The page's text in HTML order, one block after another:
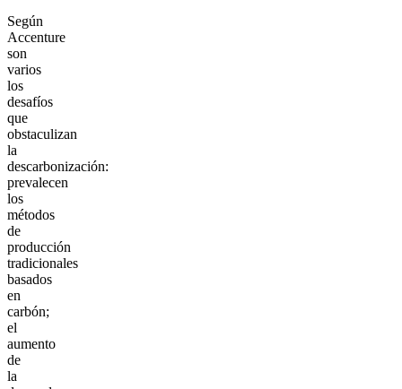
Según
Accenture
son
varios
los
desafíos
que
obstaculizan
la
descarbonización:
prevalecen
los
métodos
de
producción
tradicionales
basados
en
carbón;
el
aumento
de
la